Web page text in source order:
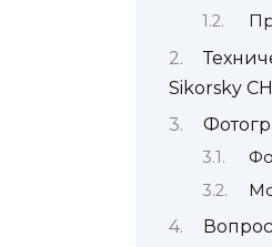
Sikorsky